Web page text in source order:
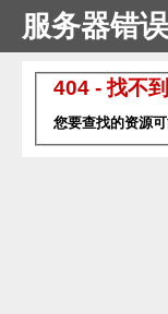
服务器错误
404 - 找不
您要查找的资源